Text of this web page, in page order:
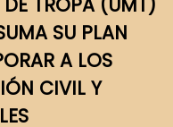
SU PLAN
A LOS
CIVIL Y